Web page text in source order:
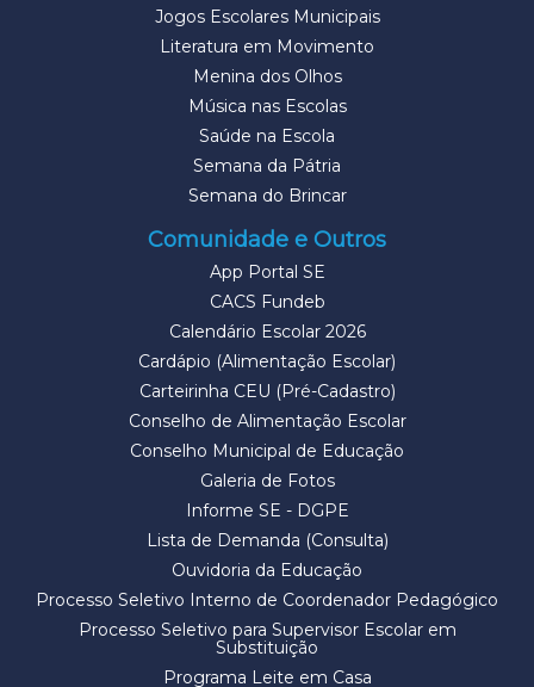
Jogos Escolares Municipais
Literatura em Movimento
Menina dos Olhos
Música nas Escolas
Saúde na Escola
Semana da Pátria
Semana do Brincar
Comunidade e Outros
App Portal SE
CACS Fundeb
Calendário Escolar 2026
Cardápio (Alimentação Escolar)
Carteirinha CEU (Pré-Cadastro)
Conselho de Alimentação Escolar
Conselho Municipal de Educação
Galeria de Fotos
Informe SE - DGPE
Lista de Demanda (Consulta)
Ouvidoria da Educação
Processo Seletivo Interno de Coordenador Pedagógico
Processo Seletivo para Supervisor Escolar em
Substituição
Programa Leite em Casa